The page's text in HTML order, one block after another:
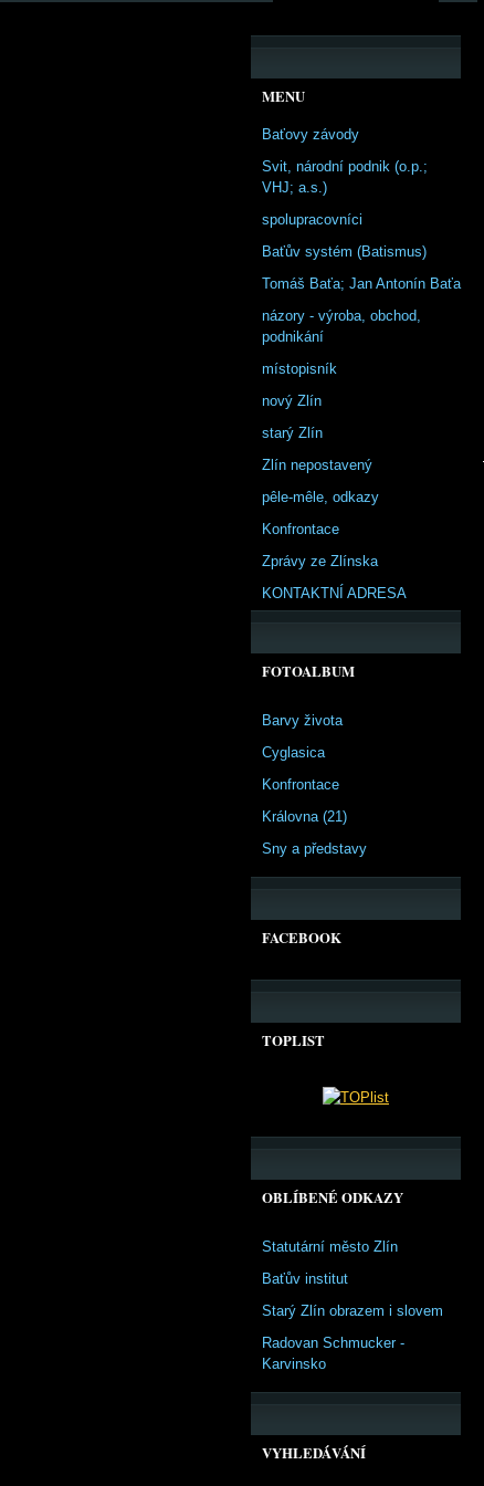
MENU
Baťovy závody
Svit, národní podnik (o.p.;
VHJ; a.s.)
spolupracovníci
Baťův systém (Batismus)
Tomáš Baťa; Jan Antonín Baťa
názory - výroba, obchod,
podnikání
místopisník
nový Zlín
starý Zlín
Zlín nepostavený
pêle-mêle, odkazy
Konfrontace
Zprávy ze Zlínska
KONTAKTNÍ ADRESA
FOTOALBUM
Barvy života
Cyglasica
Konfrontace
Královna (21)
Sny a představy
FACEBOOK
TOPLIST
OBLÍBENÉ ODKAZY
Statutární město Zlín
Baťův institut
Starý Zlín obrazem i slovem
Radovan Schmucker -
Karvinsko
VYHLEDÁVÁNÍ